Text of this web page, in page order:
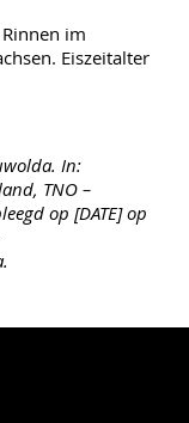
im
Eiszeitalter
In:
TNO –
op [DATE] op